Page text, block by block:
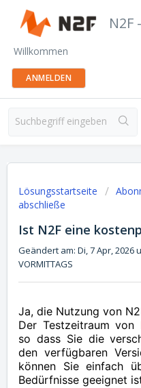
N2F
Willkommen
ANMELDEN
Lösungsstartseite
abschließe
Ist N2F eine
Geändert am: Di, 7 Apr, 2026
VORMITTAGS
Ja, die Nutzung von
Der Testzeitraum von
so dass Sie die
den verfügbaren
können Sie einfach
Bedürfnisse geeignet